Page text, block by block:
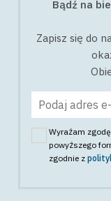
Bądź na
Zapisz się do
Wyrażam
powyższego
zgodnie z